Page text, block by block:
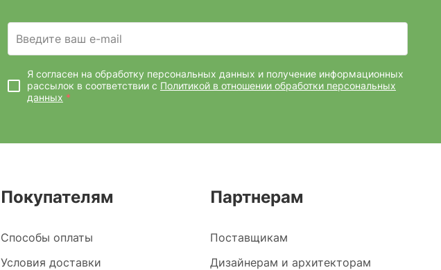
Введите ваш e-mail
Я согласен на обработку персональных данных и получение информационных
рассылок в соответствии с Политикой в отношении обработки персональных
данных *
Покупателям
Способы оплаты
Условия доставки
Партнерам
Поставщикам
Дизайнерам и архитекторам